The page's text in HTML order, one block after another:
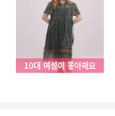
10대 여성이 좋아해요